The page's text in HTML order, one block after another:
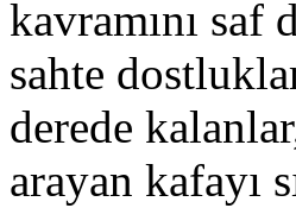
kavramını saf
sahte
derede
arayan kafayı